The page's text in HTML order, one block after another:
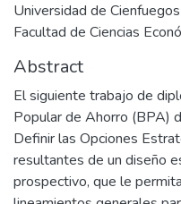
Universidad de
Facultad de Ciencias
Abstract
El siguiente trabajo de
Popular de Ahorro (BPA)
Definir las Opciones
resultantes de un diseño
prospectivo, que le